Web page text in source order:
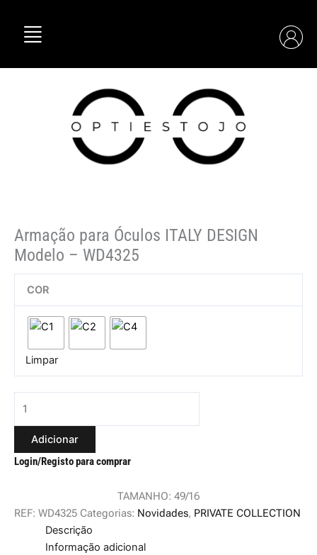
content
Armação para Óculos ITALY DESIGN
Modelo – WD4325
COR
Limpar
de
Armação
Adicionar
Login/Registo para comprar
TAMANHO: 49/16
REF: WD4325 Categorias: Novidades, PRIVATE COLLECTION
Descrição
Informação adicional